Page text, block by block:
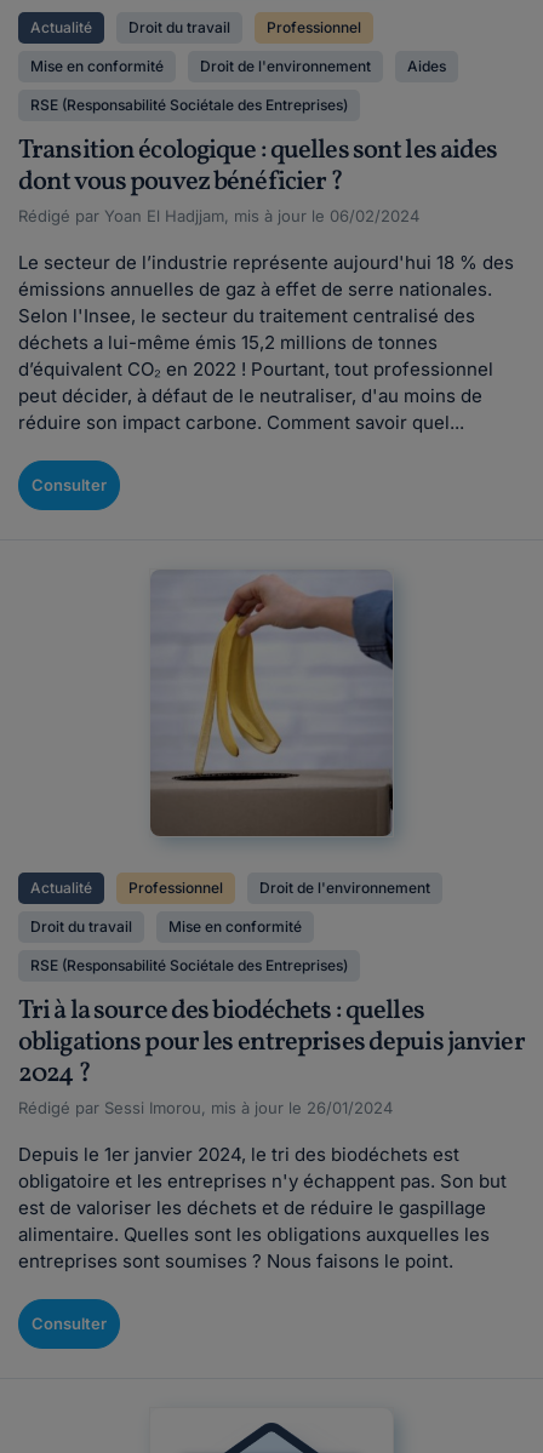
Actualité Droit du travail Professionnel
Mise en conformité Droit de l'environnement Aides
RSE (Responsabilité Sociétale des Entreprises)
Transition écologique : quelles sont les aides
dont vous pouvez bénéficier ?
Rédigé par Yoan El Hadjjam, mis à jour le 06/02/2024
Le secteur de l’industrie représente aujourd'hui 18 % des
émissions annuelles de gaz à effet de serre nationales.
Selon l'Insee, le secteur du traitement centralisé des
déchets a lui-même émis 15,2 millions de tonnes
d’équivalent CO₂ en 2022 ! Pourtant, tout professionnel
peut décider, à défaut de le neutraliser, d'au moins de
réduire son impact carbone. Comment savoir quel...
Consulter
Actualité Professionnel Droit de l'environnement
Droit du travail Mise en conformité
RSE (Responsabilité Sociétale des Entreprises)
Tri à la source des biodéchets : quelles
obligations pour les entreprises depuis janvier
2024 ?
Rédigé par Sessi Imorou, mis à jour le 26/01/2024
Depuis le 1er janvier 2024, le tri des biodéchets est
obligatoire et les entreprises n'y échappent pas. Son but
est de valoriser les déchets et de réduire le gaspillage
alimentaire. Quelles sont les obligations auxquelles les
entreprises sont soumises ? Nous faisons le point.
Consulter